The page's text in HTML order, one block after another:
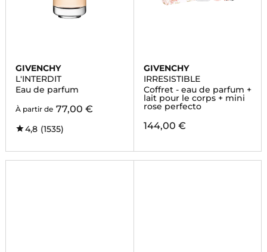
GIVENCHY
L'INTERDIT
Eau de parfum
À partir de 77,00 €
4,8 (1535)
GIVENCHY
IRRESISTIBLE
Coffret - eau de parfum +
lait pour le corps + mini
rose perfecto
144,00 €